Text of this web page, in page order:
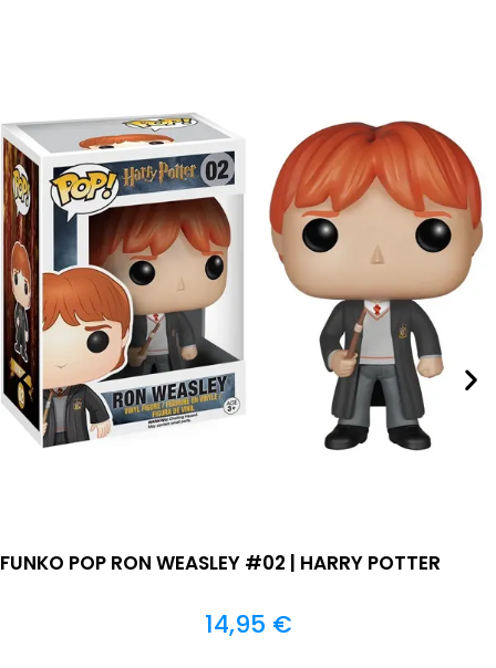
FUNKO POP RON WEASLEY #02 | HARRY POTTER
14,95 €